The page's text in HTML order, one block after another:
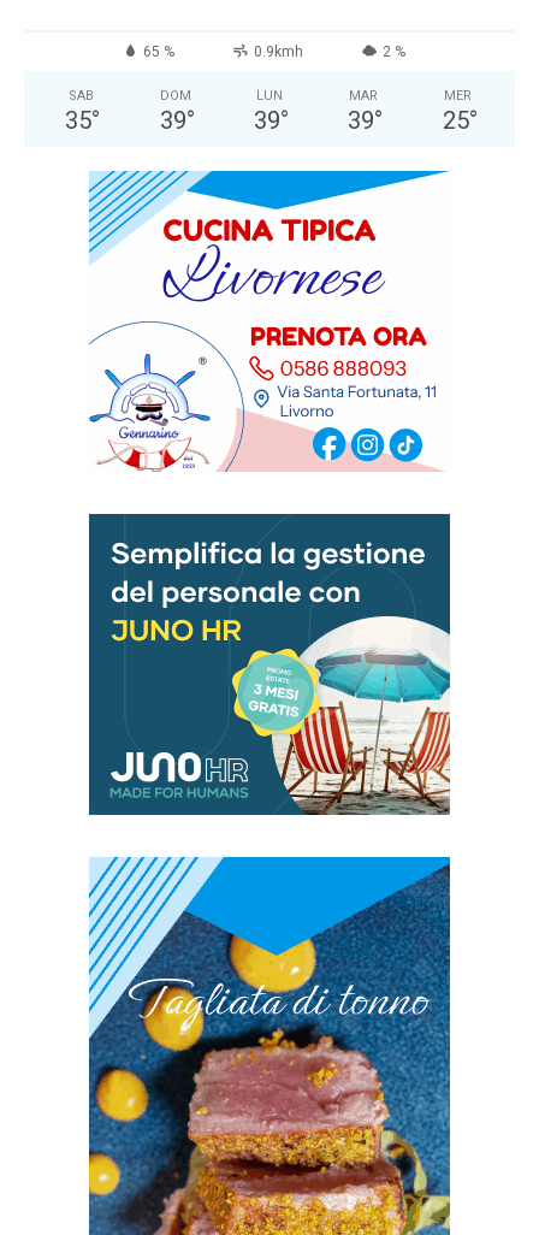
65 % 0.9kmh 2 %
SAB
35°
DOM
39°
LUN
39°
MAR
39°
MER
25°